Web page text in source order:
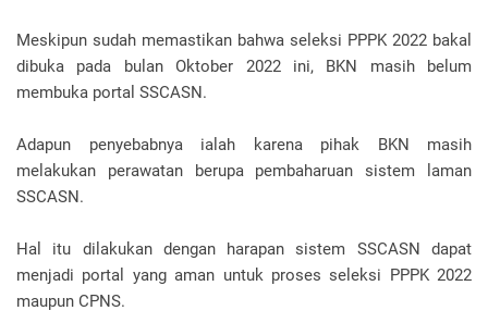
Meskipun sudah memastikan bahwa seleksi PPPK 2022 bakal
dibuka pada bulan Oktober 2022 ini, BKN masih belum
membuka portal SSCASN.
Adapun penyebabnya ialah karena pihak BKN masih
melakukan perawatan berupa pembaharuan sistem laman
SSCASN.
Hal itu dilakukan dengan harapan sistem SSCASN dapat
menjadi portal yang aman untuk proses seleksi PPPK 2022
maupun CPNS.